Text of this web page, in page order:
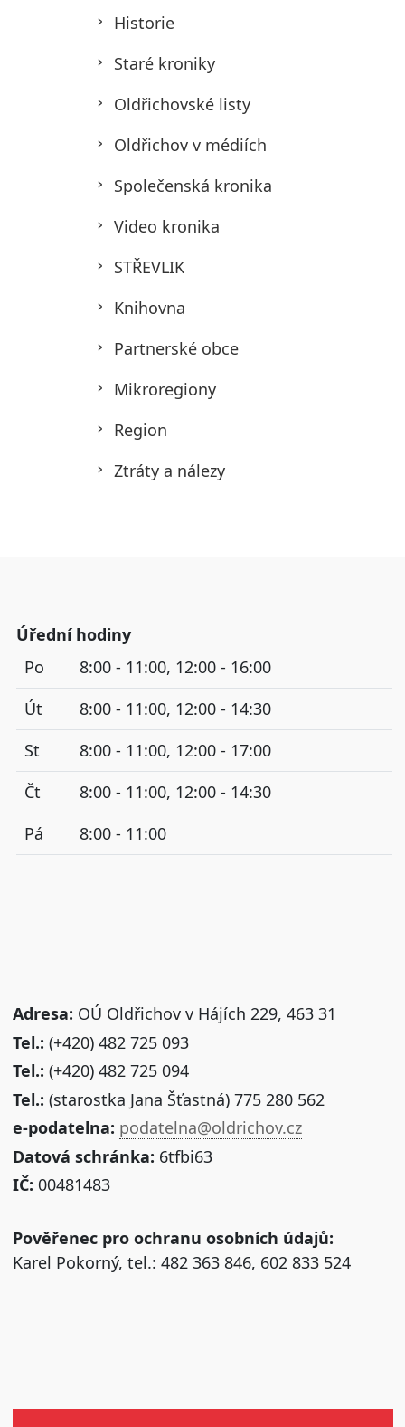
Historie
Staré kroniky
Oldřichovské listy
Oldřichov v médiích
Společenská kronika
Video kronika
STŘEVLIK
Knihovna
Partnerské obce
Mikroregiony
Region
Ztráty a nálezy
Úřední hodiny
Po
8:00 - 11:00, 12:00 - 16:00
Út
8:00 - 11:00, 12:00 - 14:30
St
8:00 - 11:00, 12:00 - 17:00
Čt
8:00 - 11:00, 12:00 - 14:30
Pá
8:00 - 11:00
Adresa: OÚ Oldřichov v Hájích 229, 463 31
Tel.: (+420) 482 725 093
Tel.: (+420) 482 725 094
Tel.: (starostka Jana Šťastná) 775 280 562
e-podatelna: podatelna@oldrichov.cz
Datová schránka: 6tfbi63
IČ: 00481483
Pověřenec pro ochranu osobních údajů:
Karel Pokorný, tel.: 482 363 846, 602 833 524